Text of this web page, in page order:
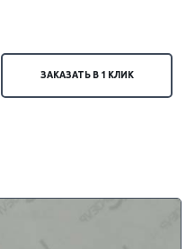
ЗАКАЗАТЬ В 1 КЛИК